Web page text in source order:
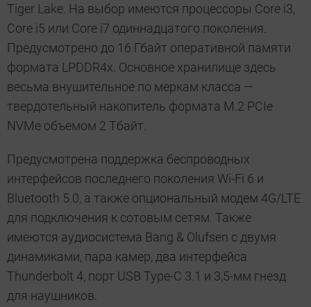
Tiger Lake. На выбор имеются процессоры Core i3,
Core i5 или Core i7 одиннадцатого поколения.
Предусмотрено до 16 Гбайт оперативной памяти
формата LPDDR4x. Основное хранилище здесь
весьма внушительное по меркам класса —
твердотельный накопитель формата M.2 PCIe
NVMe объемом 2 Тбайт.
Предусмотрена поддержка беспроводных
интерфейсов последнего поколения Wi-Fi 6 и
Bluetooth 5.0, а также опциональный модем 4G/LTE
для подключения к сотовым сетям. Также
имеются аудиосистема Bang & Olufsen с двумя
динамиками, пара камер, два интерфейса
Thunderbolt 4, порт USB Type-C 3.1 и 3,5-мм гнезд
для наушников.